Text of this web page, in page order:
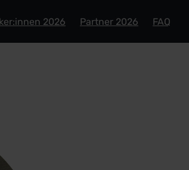
2026 Partner 2026 FAQ